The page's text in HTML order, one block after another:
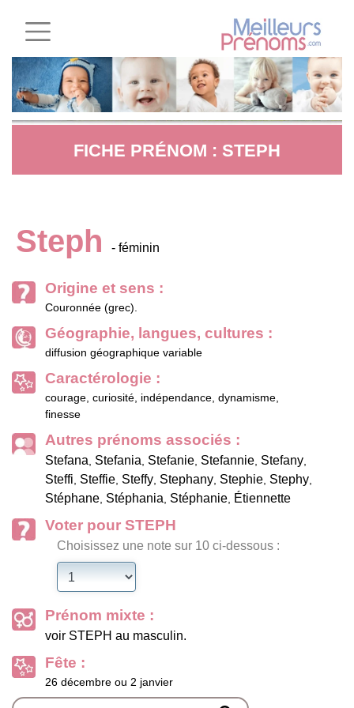
FICHE PRÉNOM : STEPH
Steph - féminin
Origine et sens :
Couronnée (grec).
Géographie, langues, cultures :
diffusion géographique variable
Caractérologie :
courage, curiosité, indépendance, dynamisme,
finesse
Autres prénoms associés :
Stefana, Stefania, Stefanie, Stefannie, Stefany,
Steffi, Steffie, Steffy, Stephany, Stephie, Stephy,
Stéphane, Stéphania, Stéphanie, Étiennette
Voter pour STEPH
Choisissez une note sur 10 ci-dessous :
Prénom mixte :
voir STEPH au masculin.
Fête :
26 décembre ou 2 janvier